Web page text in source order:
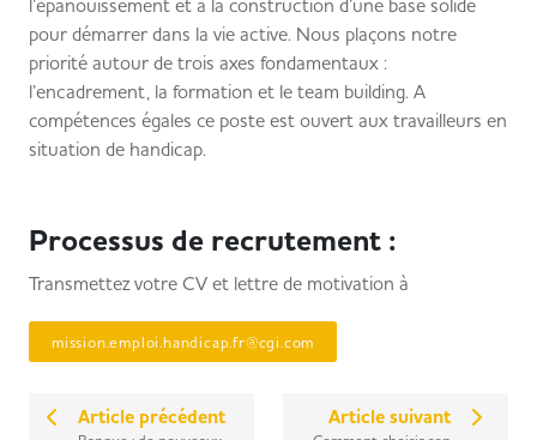
l’épanouissement et à la construction d’une base solide
pour démarrer dans la vie active. Nous plaçons notre
priorité autour de trois axes fondamentaux :
l’encadrement, la formation et le team building. A
compétences égales ce poste est ouvert aux travailleurs en
situation de handicap.
Processus de recrutement :
Transmettez votre CV et lettre de motivation à
mission.emploi.handicap.fr@cgi.com
Article précédent Article suivant